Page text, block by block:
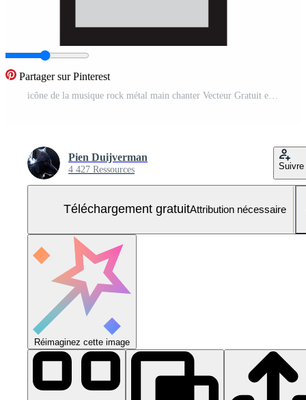
Partager sur Pinterest
Pien Duijverman
4 427 Ressources Suivre
Téléchargement gratuitAttribution nécessaire
Réimaginez cette image